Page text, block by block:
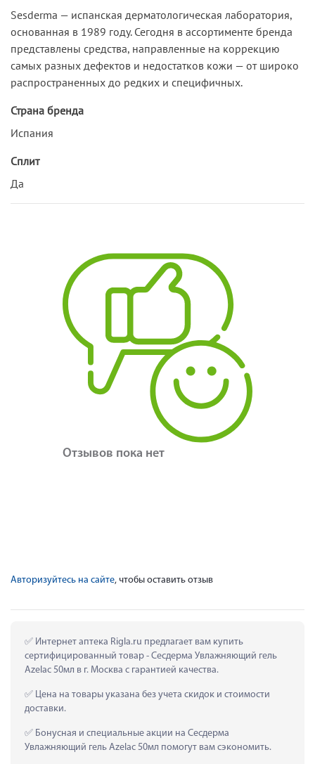
Sesderma — испанская дерматологическая лаборатория,
основанная в 1989 году. Сегодня в ассортименте бренда
представлены средства, направленные на коррекцию
самых разных дефектов и недостатков кожи — от широко
распространенных до редких и специфичных.
Страна бренда
Испания
Сплит
Да
Отзывов пока нет
Авторизуйтесь на сайте, чтобы оставить отзыв
Интернет аптека Rigla.ru предлагает вам купить
сертифицированный товар - Сесдерма Увлажняющий гель
Azelac 50мл в г. Москва с гарантией качества.
Цена на товары указана без учета скидок и стоимости
доставки.
Бонусная и специальные акции на Сесдерма
Увлажняющий гель Azelac 50мл помогут вам сэкономить.